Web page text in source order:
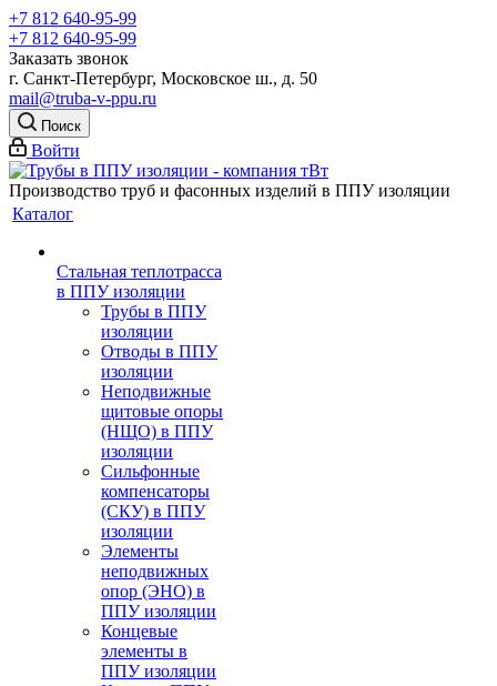
+7 812 640-95-99
+7 812 640-95-99
Заказать звонок
г. Санкт-Петербург, Московское ш., д. 50
mail@truba-v-ppu.ru
Поиск
Войти
Производство труб и фасонных изделий в ППУ изоляции
Каталог
Стальная теплотрасса
в ППУ изоляции
Трубы в ППУ
изоляции
Отводы в ППУ
изоляции
Неподвижные
щитовые опоры
(НЩО) в ППУ
изоляции
Cильфонные
компенсаторы
(СКУ) в ППУ
изоляции
Элементы
неподвижных
опор (ЭНО) в
ППУ изоляции
Концевые
элементы в
ППУ изоляции